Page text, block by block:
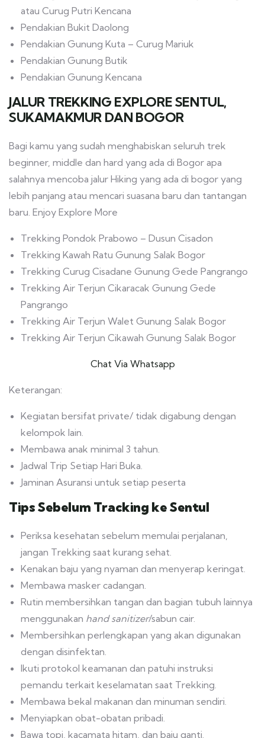
atau Curug Putri Kencana
Pendakian Bukit Daolong
Pendakian Gunung Kuta – Curug Mariuk
Pendakian Gunung Butik
Pendakian Gunung Kencana
JALUR TREKKING EXPLORE SENTUL,
SUKAMAKMUR DAN BOGOR
Bagi kamu yang sudah menghabiskan seluruh trek
beginner, middle dan hard yang ada di Bogor apa
salahnya mencoba jalur Hiking yang ada di bogor yang
lebih panjang atau mencari suasana baru dan tantangan
baru. Enjoy Explore More
Trekking Pondok Prabowo – Dusun Cisadon
Trekking Kawah Ratu Gunung Salak Bogor
Trekking Curug Cisadane Gunung Gede Pangrango
Trekking Air Terjun Cikaracak Gunung Gede
Pangrango
Trekking Air Terjun Walet Gunung Salak Bogor
Trekking Air Terjun Cikawah Gunung Salak Bogor
Chat Via Whatsapp
Keterangan:
Kegiatan bersifat private/ tidak digabung dengan
kelompok lain.
Membawa anak minimal 3 tahun.
Jadwal Trip Setiap Hari Buka.
Jaminan Asuransi untuk setiap peserta
Tips Sebelum Tracking ke Sentul
Periksa kesehatan sebelum memulai perjalanan,
jangan Trekking saat kurang sehat.
Kenakan baju yang nyaman dan menyerap keringat.
Membawa masker cadangan.
Rutin membersihkan tangan dan bagian tubuh lainnya
menggunakan hand sanitizer/sabun cair.
Membersihkan perlengkapan yang akan digunakan
dengan disinfektan.
Ikuti protokol keamanan dan patuhi instruksi
pemandu terkait keselamatan saat Trekking.
Membawa bekal makanan dan minuman sendiri.
Menyiapkan obat-obatan pribadi.
Bawa topi, kacamata hitam, dan baju ganti.